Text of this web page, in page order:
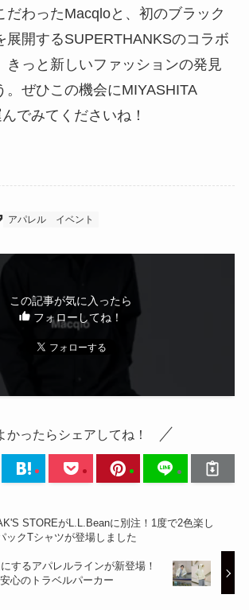
だわったMacqloと、初のブラック
展開するSUPERTHANKSのコラボ
きっと新しいファッションの発見
。ぜひこの機会にMIYASHITA
でみてくださいね！
アパレル イベント
この記事が気に入ったら
フォローしてね！
かったらシェアしてね！
STOREがL.L.Beanに別注！1度で2色楽し
ックTシャツが登場しました
するアパレルラインが新登場！
心のトラベルパーカー